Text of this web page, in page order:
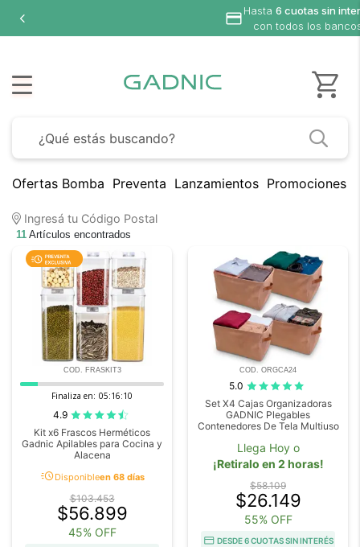
Hasta6 cuotas sin interés
con todos los bancos
Ofertas Bomba Preventa Lanzamientos Promociones
Ingresá tu Código Postal
11 Artículos encontrados
COD. FRASKIT3
Finaliza en: 05:16:10
4.9
Kit x6 Frascos Herméticos
Gadnic Apilables para Cocina y
Alacena
acuteDisponibleen 68 días
$103.453
$56.899
45% OFF
COD. ORGCA24
5.0
Set X4 Cajas Organizadoras
GADNIC Plegables
Contenedores De Tela Multiuso
Llega Hoy o
¡Retiralo en 2 horas!
$58.109
$26.149
55% OFF
DESDE 6 CUOTAS SIN INTERÉS